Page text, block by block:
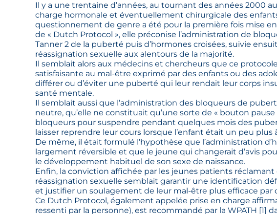
Il y a une trentaine d’années, au tournant des années 2000
charge hormonale et éventuellement chirurgicale des
questionnement de genre a été pour la première fois mise
de « Dutch Protocol », elle préconise l’administration de
Tanner 2 de la puberté puis d’hormones croisées, suivie
réassignation sexuelle aux alentours de la majorité.
Il semblait alors aux médecins et chercheurs que ce
satisfaisante au mal-être exprimé par des enfants ou des
différer ou d’éviter une puberté qui leur rendait leur corps
santé mentale.
Il semblait aussi que l’administration des bloqueurs de
neutre, qu’elle ne constituait qu’une sorte de « bouton
bloqueurs pour suspendre pendant quelques mois des
laisser reprendre leur cours lorsque l’enfant était un peu plus
De même, il était formulé l’hypothèse que l’administration
largement réversible et que le jeune qui changerait d’avis
le développement habituel de son sexe de naissance.
Enfin, la conviction affichée par les jeunes patients
réassignation sexuelle semblait garantir une identification
et justifier un soulagement de leur mal-être plus efficace par
Ce Dutch Protocol, également appelée prise en charge
ressenti par la personne), est recommandé par la WPATH [1]